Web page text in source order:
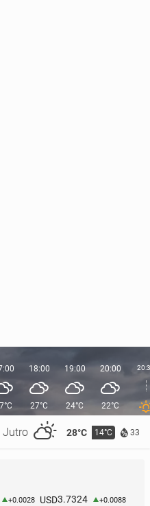
Jutro 28°C 14°C 33
18:00
27°C
19:00
24°C
20:00
22°C
+0.0028 USD3.7324 +0.0088